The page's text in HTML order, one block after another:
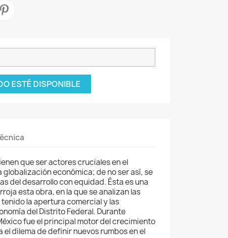
ESTÉ DISPONIBLE
que ser actores cruciales en el
económica; de no ser así, se
del desarrollo con equidad. Ésta es una
esta obra, en la que se analizan las
la apertura comercial y las
del Distrito Federal. Durante
fue el principal motor del crecimiento
dilema de definir nuevos rumbos en el